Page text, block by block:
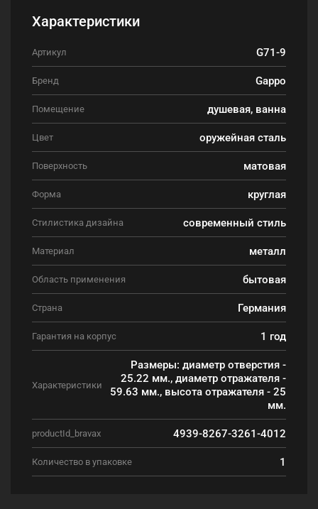
Характеристики
Артикул G71-9
Бренд Gappo
Помещение душевая, ванна
Цвет оружейная сталь
Поверхность матовая
Форма круглая
Стилистика дизайна современный стиль
Материал металл
Область применения бытовая
Страна Германия
Гарантия на корпус 1 год
Характеристики
Размеры: диаметр отверстия -
25.22 мм., диаметр отражателя -
59.63 мм., высота отражателя - 25
мм.
productId_bravax 4939-8267-3261-4012
Количество в упаковке 1